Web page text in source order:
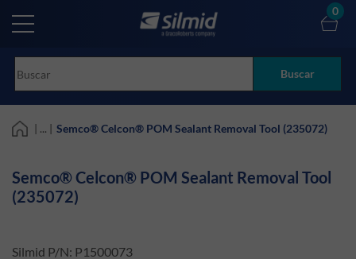
main
Buscar
0
| ... | Semco® Celcon® POM Sealant Removal Tool (235072)
Semco® Celcon® POM Sealant Removal Tool
(235072)
Silmid P/N: P1500073